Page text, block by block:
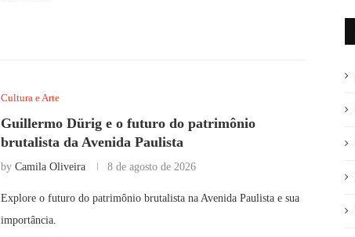
Cultura e Arte
Guillermo Dürig e o futuro do patrimônio
brutalista da Avenida Paulista
by Camila Oliveira 8 de agosto de 2026
Explore o futuro do patrimônio brutalista na Avenida Paulista e sua
importância.